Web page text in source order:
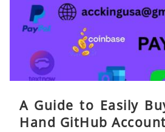
A Guide to Easily
Hand GitHub